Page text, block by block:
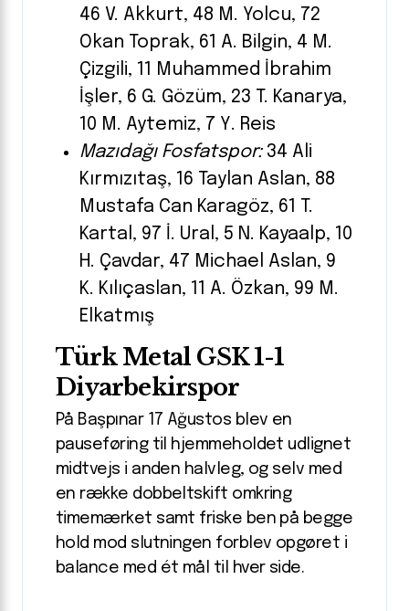
46 V. Akkurt, 48 M. Yolcu, 72
Okan Toprak, 61 A. Bilgin, 4 M.
Çizgili, 11 Muhammed İbrahim
İşler, 6 G. Gözüm, 23 T. Kanarya,
10 M. Aytemiz, 7 Y. Reis
Mazıdağı Fosfatspor:34 Ali
Kırmızıtaş, 16 Taylan Aslan, 88
Mustafa Can Karagöz, 61 T.
Kartal, 97 İ. Ural, 5 N. Kayaalp, 10
H. Çavdar, 47 Michael Aslan, 9
K. Kılıçaslan, 11 A. Özkan, 99 M.
Elkatmış
Türk Metal GSK 1-1
Diyarbekirspor
På Başpınar 17 Ağustos blev en
pauseføring til hjemmeholdet udlignet
midtvejs i anden halvleg, og selv med
en række dobbeltskift omkring
timemærket samt friske ben på begge
hold mod slutningen forblev opgøret i
balance med ét mål til hver side.